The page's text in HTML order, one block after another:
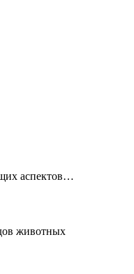
аспектов…
животных